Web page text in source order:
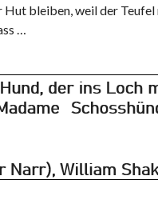
Hut bleiben, weil der
…